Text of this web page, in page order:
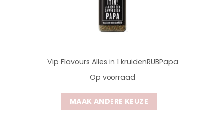
Vip Flavours Alles in 1 kruidenRUBPapa
Op voorraad
MAAK ANDERE KEUZE